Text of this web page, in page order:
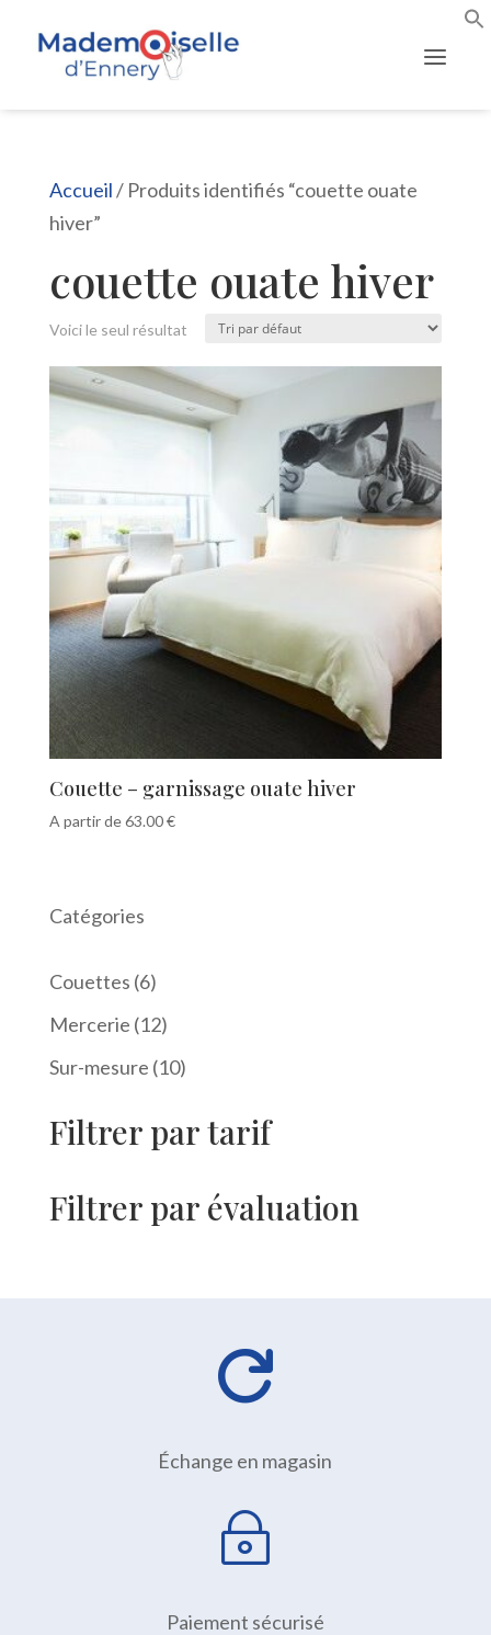
Accueil/ Produits identifiés “couette ouate
hiver”
couette ouate hiver
Voici le seul résultat
Couette – garnissage ouate hiver
A partir de63.00€
Catégories
Couettes 66
produits
Mercerie 1212
produits
Sur-mesure 1010
Filtrer par tarif
Filtrer par évaluation

Échange en magasin
~
Paiement sécurisé